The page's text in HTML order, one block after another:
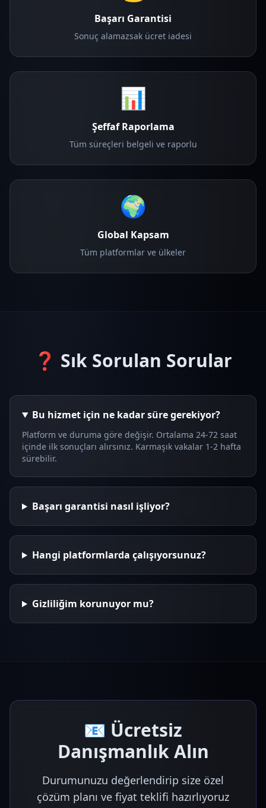
Başarı Garantisi
Sonuç alamazsak ücret iadesi
📊
Şeffaf Raporlama
Tüm süreçleri belgeli ve raporlu
🌍
Global Kapsam
Tüm platformlar ve ülkeler
❓ Sık Sorulan Sorular
Bu hizmet için ne kadar süre gerekiyor?
Platform ve duruma göre değişir. Ortalama 24-72 saat
içinde ilk sonuçları alırsınız. Karmaşık vakalar 1-2 hafta
sürebilir.
Başarı garantisi nasıl işliyor?
Hangi platformlarda çalışıyorsunuz?
Gizliliğim korunuyor mu?
📧 Ücretsiz
Danışmanlık Alın
Durumunuzu değerlendirip size özel
çözüm planı ve fiyat teklifi hazırlıyoruz